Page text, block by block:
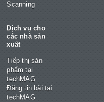
Scanning
Dịch vụ cho
các nhà sản
xuất
Tiếp thị sản
phẩm tại
techMAG
Đăng tin bài tại
techMAG